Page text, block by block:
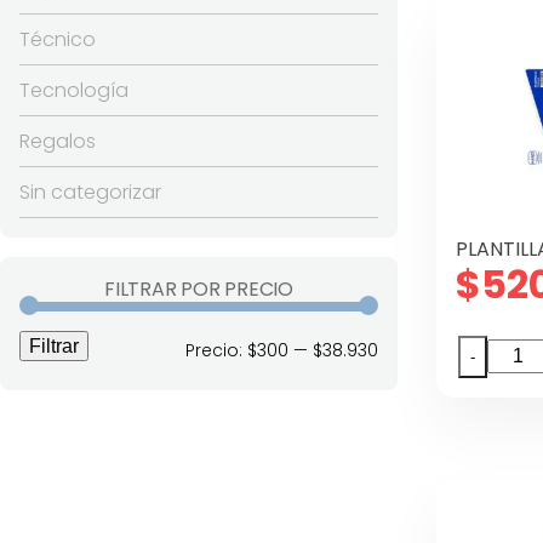
Técnico
Tecnología
Regalos
Sin categorizar
FILTRAR POR PRECIO
Filtrar Precio: $300 — $38.930
$
-
Nº30